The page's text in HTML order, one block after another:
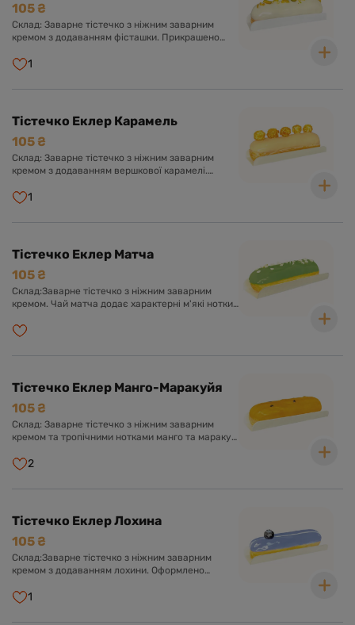
105 ₴
Склад: Заварне тістечко з ніжним заварним
кремом з додаванням фісташки. Прикрашено
1
Тістечко Еклер Карамель
105 ₴
Склад: Заварне тістечко з ніжним заварним
кремом з додаванням вершкової карамелі.
попкорном.
1
Тістечко Еклер Матча
105 ₴
Склад:Заварне тістечко з ніжним заварним
кремом. Чай матча додає характерні м'які нотки
глазур'ю та білим шоколадом.
Тістечко Еклер Манго-Маракуйя
105 ₴
Склад: Заварне тістечко з ніжним заварним
кремом та тропічними нотками манго та маракуї.
екзотичних фруктів.
2
Тістечко Еклер Лохина
105 ₴
Склад:Заварне тістечко з ніжним заварним
кремом з додаванням лохини. Оформлено
1